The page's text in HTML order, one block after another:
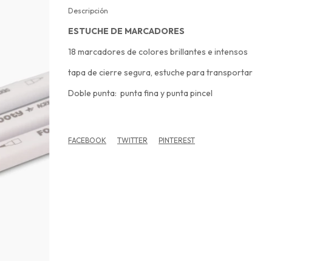
Descripción
ESTUCHE DE MARCADORES
18 marcadores de colores brillantes e intensos
tapa de cierre segura, estuche para transportar
Doble punta: punta fina y punta pincel
FACEBOOK TWITTER PINTEREST